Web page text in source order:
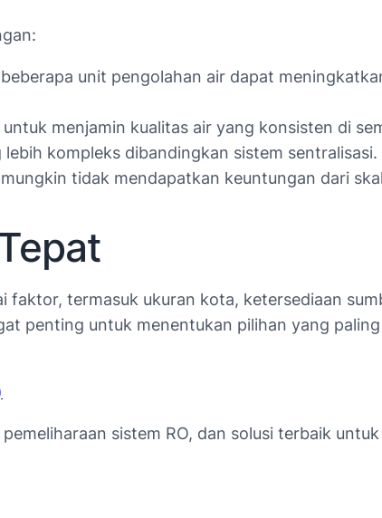
unit pengolahan air dapat
menjamin kualitas air yang konsisten di
kompleks dibandingkan sistem sentralisasi.
tidak mendapatkan keuntungan dari
termasuk ukuran kota, ketersediaan
penting untuk menentukan pilihan yang
sistem RO, dan solusi terbaik